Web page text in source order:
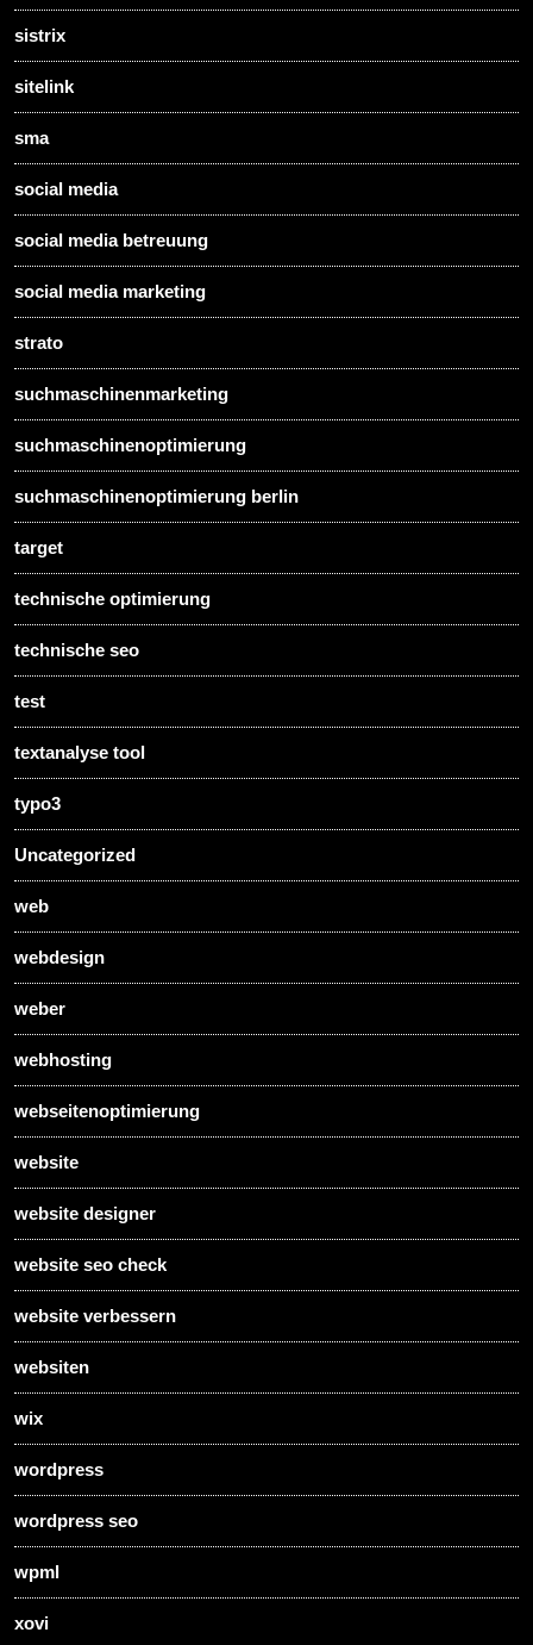
sistrix
sitelink
sma
social media
social media betreuung
social media marketing
strato
suchmaschinenmarketing
suchmaschinenoptimierung
suchmaschinenoptimierung berlin
target
technische optimierung
technische seo
test
textanalyse tool
typo3
Uncategorized
web
webdesign
weber
webhosting
webseitenoptimierung
website
website designer
website seo check
website verbessern
websiten
wix
wordpress
wordpress seo
wpml
xovi